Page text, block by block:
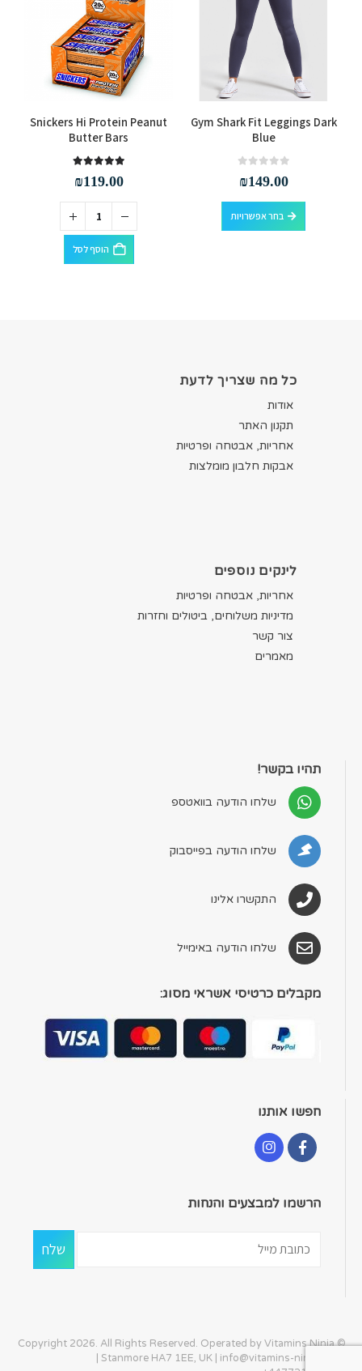
למוצר זה יש מספר סוגים. ניתן לבחור את האפשרויות בעמוד המוצר
Gym Shark Fit Leggings Dark
Blue
₪149.00
בחר אפשרויות
למוצר זה יש מספר סוגים. ניתן לבחור את האפשרויות בעמוד המוצר
Snickers Hi Protein Peanut
Butter Bars
₪119.00
הוסף לסל
כל מה שצריך לדעת
אודות
תקנון האתר
אחריות, אבטחה ופרטיות
אבקות חלבון מומלצות
לינקים נוספים
אחריות, אבטחה ופרטיות
מדיניות משלוחים, ביטולים וחזרות
צור קשר
מאמרים
תהיו בקשר!
שלחו הודעה בוואטספ
שלחו הודעה בפייסבוק
התקשרו אלינו
שלחו הודעה באימייל
מקבלים כרטיסי אשראי מסוג:
חפשו אותנו
הרשמו למבצעים והנחות
© Copyright 2026. All Rights Reserved. Operated by Vitamins Ninja
| Stanmore HA7 1EE, UK | info@vitamins-ninja.com